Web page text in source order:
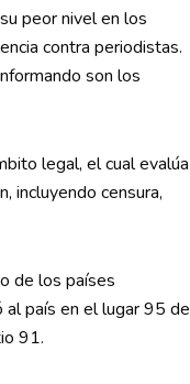
peor nivel en los
contra periodistas.
son los
legal, el cual evalúa
incluyendo censura,
de los países
al país en el lugar 95 de
91.